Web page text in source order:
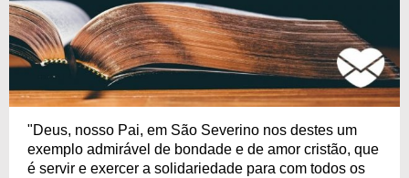
"Deus, nosso Pai, em São Severino nos destes um
exemplo admirável de bondade e de amor cristão, que
é servir e exercer a solidariedade para com todos os